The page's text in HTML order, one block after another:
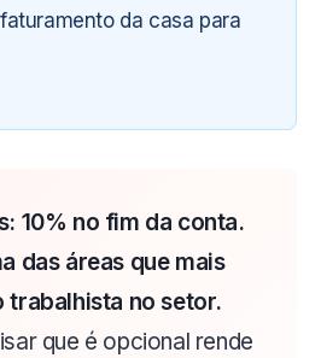
da casa para
10% no fim da conta.
das áreas que mais
trabalhista no setor.
que é opcional rende